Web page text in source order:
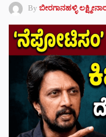
By ಬೀರಗಾನಹಳ್ಳಿ